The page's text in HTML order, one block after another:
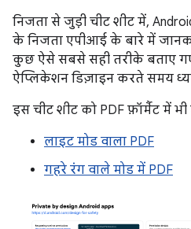
निजता से जुड़ी चीट शीट में,
के निजता एपीआई के बारे में
कुछ ऐसे सबसे सही तरीके बताए
ऐप्लिकेशन डिज़ाइन करते समय
इस चीट शीट को PDF फ़ॉर्मैट में
लाइट मोड वाला PDF
गहरे रंग वाले मोड में PDF